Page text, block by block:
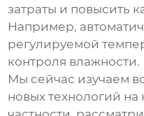
затраты и повысить
Например,
регулируемой
контроля влажности.
Мы сейчас изучаем
новых технологий